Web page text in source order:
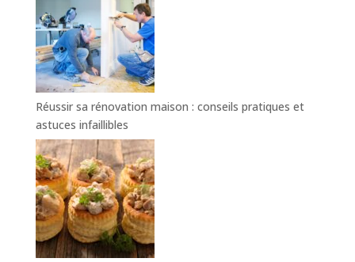
Réussir sa rénovation maison : conseils pratiques et
astuces infaillibles